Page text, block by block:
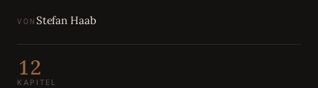
Karriere
VON Stefan Haab
12
KAPITEL